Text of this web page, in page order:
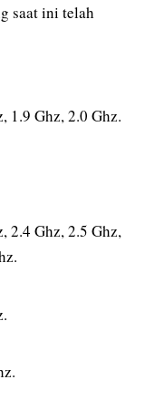
saat ini telah
1.9 Ghz, 2.0 Ghz.
2.4 Ghz, 2.5 Ghz,